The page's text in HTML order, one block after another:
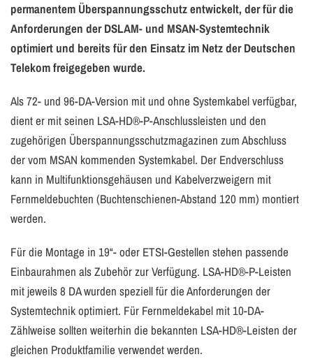
permanentem Überspannungsschutz entwickelt, der für die
Anforderungen der DSLAM- und MSAN-Systemtechnik
optimiert und bereits für den Einsatz im Netz der Deutschen
Telekom freigegeben wurde.
Als 72- und 96-DA-Version mit und ohne Systemkabel verfügbar,
dient er mit seinen LSA-HD®-P-Anschlussleisten und den
zugehörigen Überspannungsschutzmagazinen zum Abschluss
der vom MSAN kommenden Systemkabel. Der Endverschluss
kann in Multifunktionsgehäusen und Kabelverzweigern mit
Fernmeldebuchten (Buchtenschienen-Abstand 120 mm) montiert
werden.
Für die Montage in 19“- oder ETSI-Gestellen stehen passende
Einbaurahmen als Zubehör zur Verfügung. LSA-HD®-P-Leisten
mit jeweils 8 DA wurden speziell für die Anforderungen der
Systemtechnik optimiert. Für Fernmeldekabel mit 10-DA-
Zählweise sollten weiterhin die bekannten LSA-HD®-Leisten der
gleichen Produktfamilie verwendet werden.